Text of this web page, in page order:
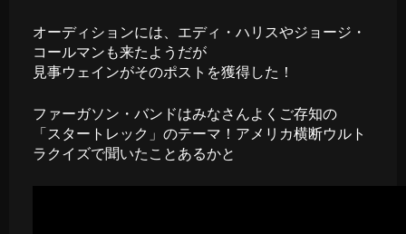
オーディションには、エディ・ハリスやジョージ・
コールマンも来たようだが
見事ウェインがそのポストを獲得した！
ファーガソン・バンドはみなさんよくご存知の
「スタートレック」のテーマ！アメリカ横断ウルト
ラクイズで聞いたことあるかと